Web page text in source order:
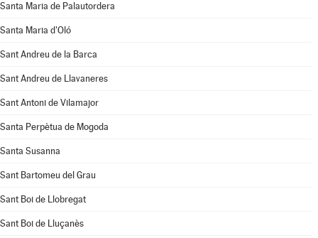
Santa Maria de Palautordera
Santa Maria d'Oló
Sant Andreu de la Barca
Sant Andreu de Llavaneres
Sant Antoni de Vilamajor
Santa Perpètua de Mogoda
Santa Susanna
Sant Bartomeu del Grau
Sant Boi de Llobregat
Sant Boi de Lluçanès